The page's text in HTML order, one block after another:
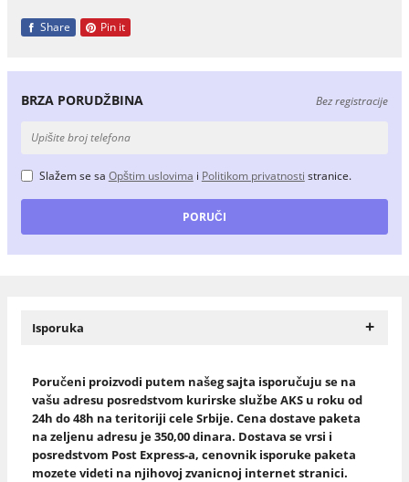
Share Pin it
BRZA PORUDŽBINA Bez registracije
Slažem se sa Opštim uslovima i Politikom privatnosti stranice.
Isporuka +
Poručeni proizvodi putem našeg sajta isporučuju se na
vašu adresu posredstvom kurirske službe AKS u roku od
24h do 48h na teritoriji cele Srbije. Cena dostave paketa
na zeljenu adresu je 350,00 dinara. Dostava se vrsi i
posredstvom Post Express-a, cenovnik isporuke paketa
mozete videti na njihovoj zvanicnoj internet stranici.